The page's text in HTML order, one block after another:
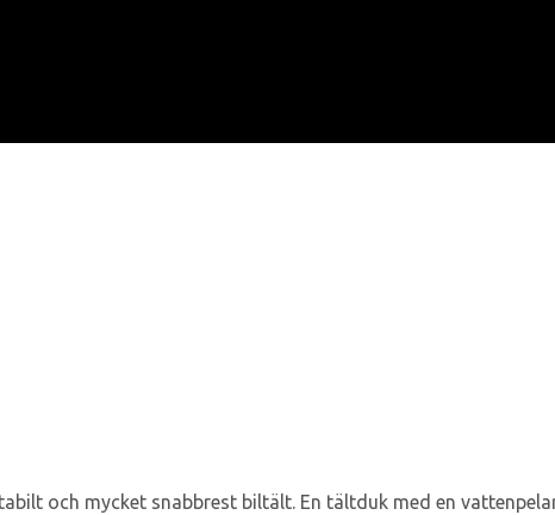
och mycket snabbrest biltält. En tältduk med en